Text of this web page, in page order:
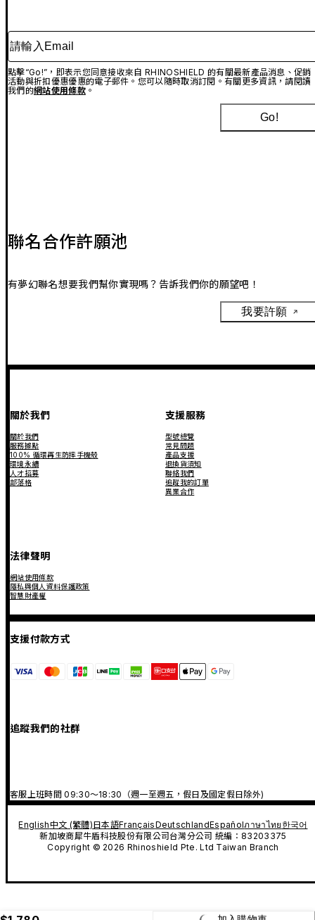
請輸入Email
點擊“Go!”，即表示您同意接收來自 RHINOSHIELD 的有關最新產品消息、促銷
活動與折扣優惠優惠的電子郵件。您可以隨時取消訂閱。有關更多資訊，請閱讀
我們的網站使用條款。
Go!
聯名合作許願池
有夢幻聯名想要我們幫你實現嗎？告訴我們你的願望吧！
我要許願
關於我們
關於我們
服務據點
100% 循環再生防摔手機殼
環境永續
人才招募
部落格
支援服務
型號總覽
常見問題
產品支援
退換貨須知
聯絡我們
追蹤我的訂單
異業合作
法律聲明
網站使用條款
隱私與個人資料保護政策
智慧財產權
支援付款方式
追蹤我們的社群
客服上班時間 09:30～18:30（週一至週五，假日及國定假日除外)
English中文 (繁體)日本語FrançaisDeutschlandEspañolภาษาไทย 한국어
新加坡商犀牛盾科技股份有限公司台灣分公司 統編：83203375
Copyright © 2026 Rhinoshield Pte. Ltd Taiwan Branch